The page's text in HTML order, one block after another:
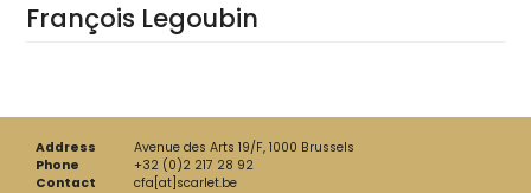
François Legoubin
Address
Avenue des Arts 19/F, 1000 Brussels
Phone
+32 (0)2 217 28 92
Contact
cfa[at]scarlet.be